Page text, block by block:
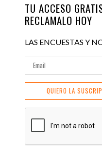
TU ACCESO
RECLAMALO HOY
LAS ENCUESTAS Y
QUIERO LA